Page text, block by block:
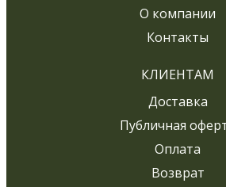
О компании
Контакты
КЛИЕНТАМ
Доставка
Публичная
Оплата
Возврат